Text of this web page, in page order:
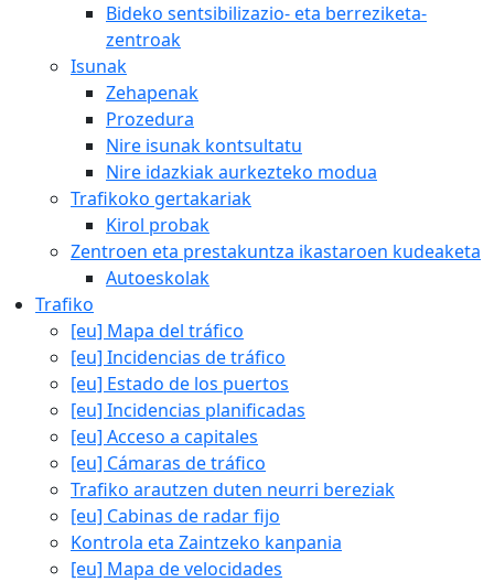
Bideko sentsibilizazio- eta berreziketa-
zentroak
Isunak
Zehapenak
Prozedura
Nire isunak kontsultatu
Nire idazkiak aurkezteko modua
Trafikoko gertakariak
Kirol probak
Zentroen eta prestakuntza ikastaroen kudeaketa
Autoeskolak
Trafiko
[eu] Mapa del tráfico
[eu] Incidencias de tráfico
[eu] Estado de los puertos
[eu] Incidencias planificadas
[eu] Acceso a capitales
[eu] Cámaras de tráfico
Trafiko arautzen duten neurri bereziak
[eu] Cabinas de radar fijo
Kontrola eta Zaintzeko kanpania
[eu] Mapa de velocidades